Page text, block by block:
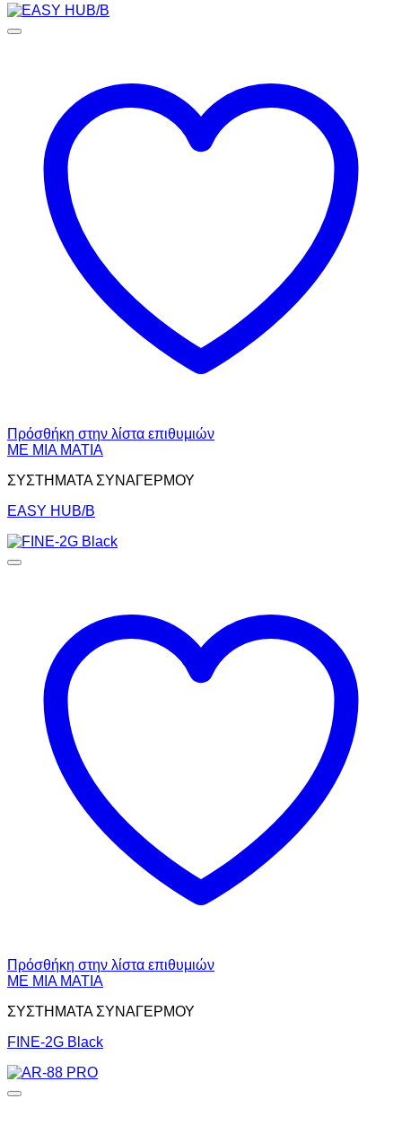
Πρόσθήκη στην λίστα επιθυμιών
ΜΕ ΜΙΑ ΜΑΤΙΑ
ΣΥΣΤΗΜΑΤΑ ΣΥΝΑΓΕΡΜΟΥ
EASY HUB/B
Πρόσθήκη στην λίστα επιθυμιών
ΜΕ ΜΙΑ ΜΑΤΙΑ
ΣΥΣΤΗΜΑΤΑ ΣΥΝΑΓΕΡΜΟΥ
FINE-2G Black